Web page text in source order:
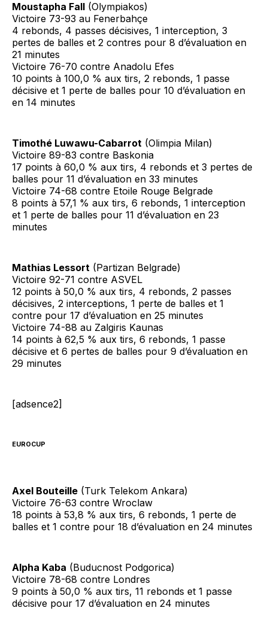
Moustapha Fall (Olympiakos)
Victoire 73-93 au Fenerbahçe
4 rebonds, 4 passes décisives, 1 interception, 3
pertes de balles et 2 contres pour 8 d’évaluation en
21 minutes
Victoire 76-70 contre Anadolu Efes
10 points à 100,0 % aux tirs, 2 rebonds, 1 passe
décisive et 1 perte de balles pour 10 d’évaluation en
en 14 minutes
Timothé Luwawu-Cabarrot (Olimpia Milan)
Victoire 89-83 contre Baskonia
17 points à 60,0 % aux tirs, 4 rebonds et 3 pertes de
balles pour 11 d’évaluation en 33 minutes
Victoire 74-68 contre Etoile Rouge Belgrade
8 points à 57,1 % aux tirs, 6 rebonds, 1 interception
et 1 perte de balles pour 11 d’évaluation en 23
minutes
Mathias Lessort (Partizan Belgrade)
Victoire 92-71 contre ASVEL
12 points à 50,0 % aux tirs, 4 rebonds, 2 passes
décisives, 2 interceptions, 1 perte de balles et 1
contre pour 17 d’évaluation en 25 minutes
Victoire 74-88 au Zalgiris Kaunas
14 points à 62,5 % aux tirs, 6 rebonds, 1 passe
décisive et 6 pertes de balles pour 9 d’évaluation en
29 minutes
[adsence2]
EUROCUP
Axel Bouteille (Turk Telekom Ankara)
Victoire 76-63 contre Wroclaw
18 points à 53,8 % aux tirs, 6 rebonds, 1 perte de
balles et 1 contre pour 18 d’évaluation en 24 minutes
Alpha Kaba (Buducnost Podgorica)
Victoire 78-68 contre Londres
9 points à 50,0 % aux tirs, 11 rebonds et 1 passe
décisive pour 17 d’évaluation en 24 minutes